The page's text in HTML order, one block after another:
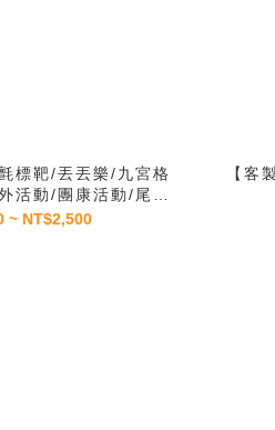
標靶/丟丟樂/九宮格
活動/團康活動/尾牙
道具等）
~ NT$2,500
【客